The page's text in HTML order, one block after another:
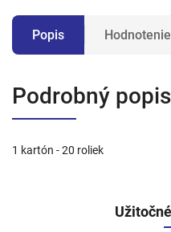
Popis Hodnotenie
Podrobný popis
1 kartón - 20 roliek